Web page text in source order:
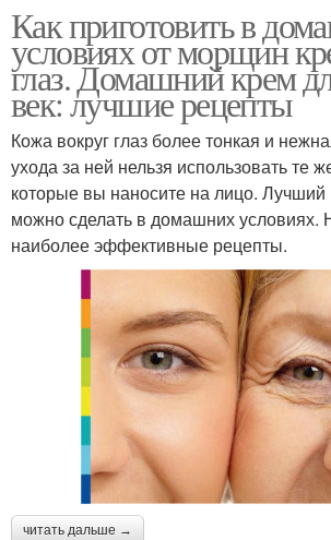
Как приготовить в
условиях от морщин
глаз. Домашний крем
век: лучшие рецепты
Кожа вокруг глаз более тонкая и
ухода за ней нельзя использовать те
которые вы наносите на лицо. Лучший
можно сделать в домашних
наиболее эффективные рецепты.
читать дальше →